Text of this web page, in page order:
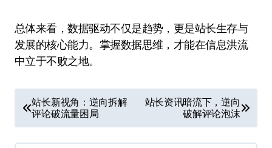
总体来看，数据驱动不仅是趋势，更是站长生存与
发展的核心能力。掌握数据思维，才能在信息洪流
中立于不败之地。
章
导
站长新视角：逆向拆解
评论破流量困局
站长资讯暗流下，逆向
破解评论泡沫